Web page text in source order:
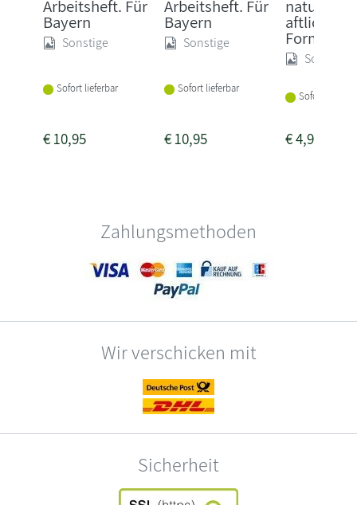
Arbeitsheft. Für
Bayern
Sonstige
Sofort lieferbar
€10,95
Arbeitsheft. Für
Bayern
Sonstige
Sofort lieferbar
€10,95
aftliche
Formels...
Sonstige
Sofort
€4,90
Zahlungsmethoden
Wir verschicken mit
Sicherheit